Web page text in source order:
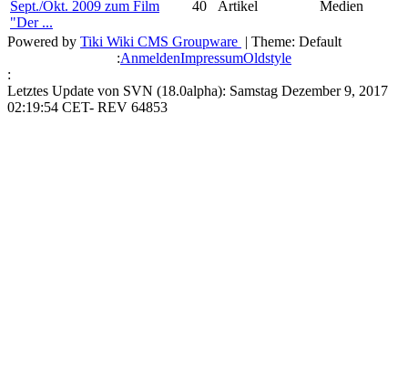
Sept./Okt. 2009 zum Film
"Der ...
40 Artikel Medien
Powered by Tiki Wiki CMS Groupware | Theme: Default
:AnmeldenImpressumOldstyle
:
Letztes Update von SVN (18.0alpha): Samstag Dezember 9, 2017
02:19:54 CET- REV 64853